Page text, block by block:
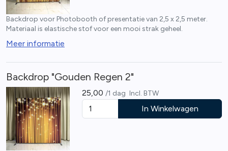
Backdrop voor Photobooth of presentatie van 2,5 x 2,5 meter.
Materiaal is elastische stof voor een mooi strak geheel.
Meer informatie
Backdrop "Gouden Regen 2"
25,00 /1 dag Incl. BTW
In Winkelwagen